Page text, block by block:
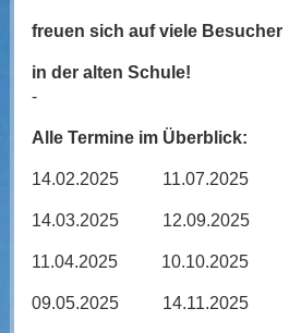
freuen sich auf viele Besucher
in der alten Schule!
-
Alle Termine im Überblick:
14.02.2025 11.07.2025
14.03.2025 12.09.2025
11.04.2025 10.10.2025
09.05.2025 14.11.2025